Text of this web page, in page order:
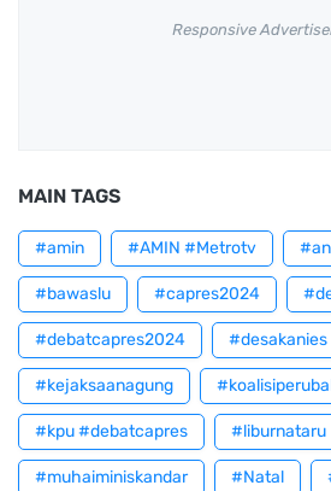
Responsive
MAIN TAGS
#amin #AMIN #Metrotv
#bawaslu #capres2024
#debatcapres2024 #desakanies
#kejaksaanagung
#kpu #debatcapres #liburnataru
#muhaiminiskandar #Natal